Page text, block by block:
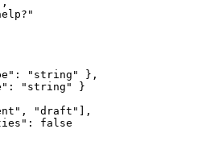
"string" },
"string" }
"draft"],
false